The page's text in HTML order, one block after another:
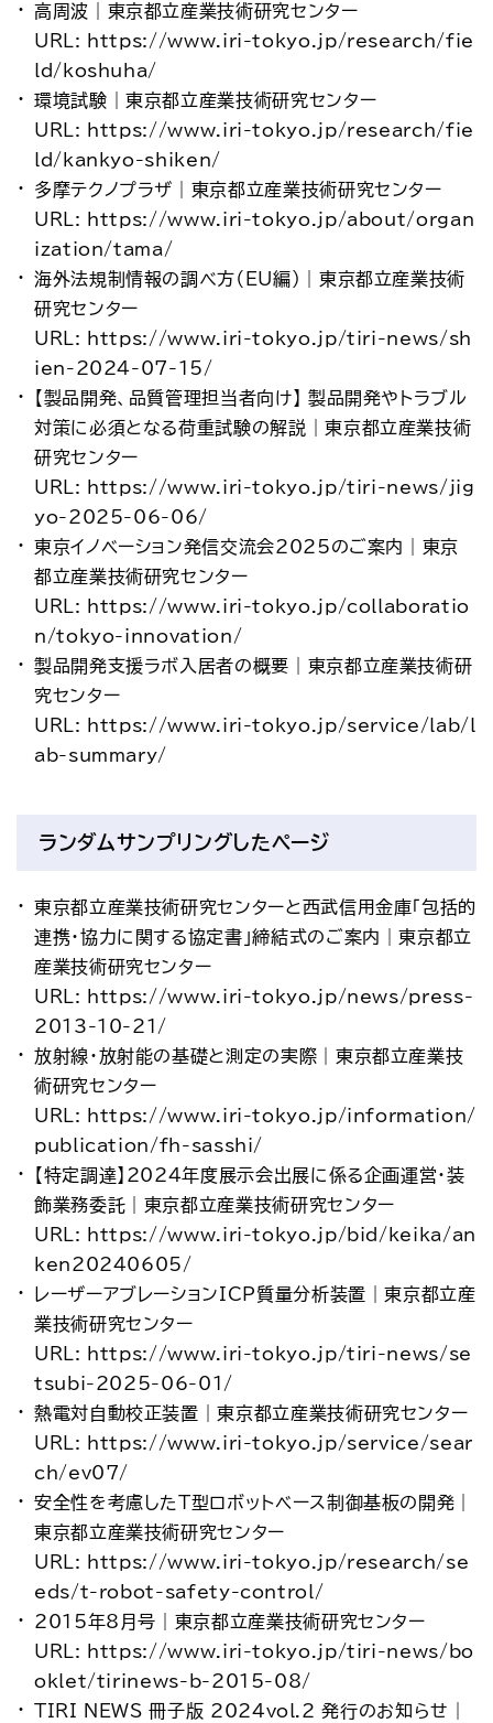
高周波｜東京都立産業技術研究センター
URL: https://www.iri-tokyo.jp/research/fie
ld/koshuha/
環境試験｜東京都立産業技術研究センター
URL: https://www.iri-tokyo.jp/research/fie
ld/kankyo-shiken/
多摩テクノプラザ｜東京都立産業技術研究センター
URL: https://www.iri-tokyo.jp/about/organ
ization/tama/
海外法規制情報の調べ方（EU編）｜東京都立産業技術
研究センター
URL: https://www.iri-tokyo.jp/tiri-news/sh
ien-2024-07-15/
【製品開発、品質管理担当者向け】 製品開発やトラブル
対策に必須となる荷重試験の解説｜東京都立産業技術
研究センター
URL: https://www.iri-tokyo.jp/tiri-news/jig
yo-2025-06-06/
東京イノベーション発信交流会2025のご案内｜東京
都立産業技術研究センター
URL: https://www.iri-tokyo.jp/collaboratio
n/tokyo-innovation/
製品開発支援ラボ入居者の概要｜東京都立産業技術研
究センター
URL: https://www.iri-tokyo.jp/service/lab/l
ab-summary/
ランダムサンプリングしたページ
東京都立産業技術研究センターと西武信用金庫「包括的
連携・協力に関する協定書」締結式のご案内｜東京都立
産業技術研究センター
URL: https://www.iri-tokyo.jp/news/press-
2013-10-21/
放射線・放射能の基礎と測定の実際｜東京都立産業技
術研究センター
URL: https://www.iri-tokyo.jp/information/
publication/fh-sasshi/
【特定調達】2024年度展示会出展に係る企画運営・装
飾業務委託｜東京都立産業技術研究センター
URL: https://www.iri-tokyo.jp/bid/keika/an
ken20240605/
レーザーアブレーションICP質量分析装置｜東京都立産
業技術研究センター
URL: https://www.iri-tokyo.jp/tiri-news/se
tsubi-2025-06-01/
熱電対自動校正装置｜東京都立産業技術研究センター
URL: https://www.iri-tokyo.jp/service/sear
ch/ev07/
安全性を考慮したT型ロボットベース制御基板の開発｜
東京都立産業技術研究センター
URL: https://www.iri-tokyo.jp/research/se
eds/t-robot-safety-control/
2015年8月号｜東京都立産業技術研究センター
URL: https://www.iri-tokyo.jp/tiri-news/bo
oklet/tirinews-b-2015-08/
TIRI NEWS 冊子版 2024vol.2 発行のお知らせ｜